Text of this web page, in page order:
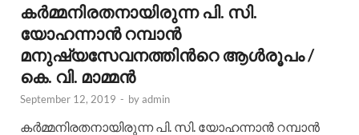
കര്‍മ്മനിരതനായിരുന്ന പി. സി.
യോഹന്നാന്‍ റമ്പാന്‍
മനുഷ്യസേവനത്തിന്‍റെ ആള്‍രൂപം /
കെ. വി. മാമ്മന്‍
September 12, 2019 - byadmin
കര്‍മ്മനിരതനായിരുന്ന പി. സി. യോഹന്നാന്‍ റമ്പാന്‍